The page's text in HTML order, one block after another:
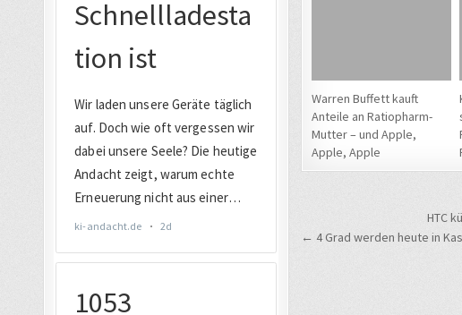
Warren Buffett kauft
Anteile an Ratiopharm-
Mutter – und Apple,
Apple, Apple
HTC
← 4 Grad werden heute in